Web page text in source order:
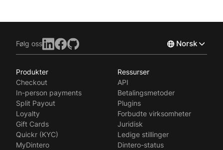
Følg oss Norsk
Svenska
Produkter
Checkout
In-person payments
Split Payout
Loyalty
Gift Cards
Quickr (KYC)
MyDintero
Ressurser
API
Betalingsmetoder
Plugins
Forbudte virksomheter
Juridisk
Ledige stillinger
Dintero-status